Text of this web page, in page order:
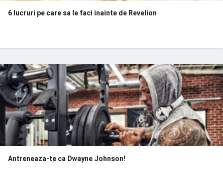
6 lucruri pe care sa le faci inainte de Revelion
Antreneaza-te ca Dwayne Johnson!